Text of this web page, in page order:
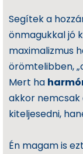
Segítek a
önmagukkal jó
maximalizmus
örömtelibben,
Mert ha
akkor
kiteljesedni,
Én magam is